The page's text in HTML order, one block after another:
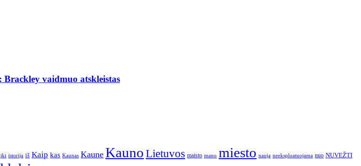
vaidmuo atskleistas
iki istorija iš Kaip kas Kaunas Kaune KaunoLietuvos maisto mano miesto naują neeksploatuojama nuo NUVEŽTI